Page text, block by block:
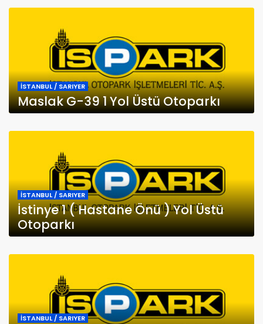
İSTANBUL / SARIYER
Maslak G-39 1 Yol Üstü Otoparkı
İSTANBUL / SARIYER
İstinye 1 ( Hastane Önü ) Yol Üstü
Otoparkı
İSTANBUL / SARIYER